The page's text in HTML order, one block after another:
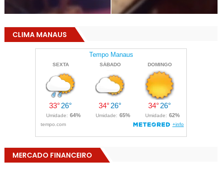
CLIMA MANAUS
MERCADO FINANCEIRO